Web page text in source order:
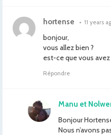
hortense • 11 years
bonjour,
vous allez bien ?
est-ce que vous avez
Répondre
Manu et
Bonjour
Nous n’avons